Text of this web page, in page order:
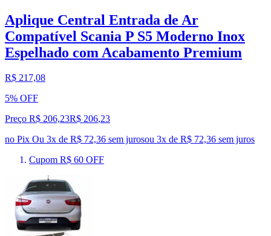
Aplique Central Entrada de Ar
Compatível Scania P S5 Moderno Inox
Espelhado com Acabamento Premium
R$ 217,08
5% OFF
Preço R$ 206,23R$ 206,23
no Pix Ou 3x de R$ 72,36 sem jurosou 3x de R$ 72,36 sem juros
Cupom R$ 60 OFF